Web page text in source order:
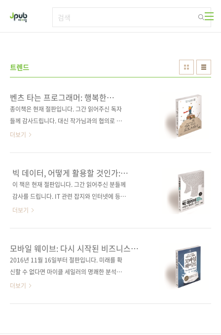
트렌드
벤츠 타는 프로그래머: 행복한
프로그래밍을 위한 어느 선배 개발자의
조언
종이책은 현재 절판입니다. 그간 읽어주신 독자
들께 감사드립니다. 대신 작가님과의 협의로 전
자책을 무료로 배포하고 있으니 많이 읽어주시
스이십사] [인터파크] 치킨집 얘기는 이제 그만!
30년 경력의 개발자가 같은 길을 걷고자 하는 후
배들에게 던지는 애정 어린 충고와 격려를 담았
건 무엇인지, 난 어떤 꿈을 꾸어야 하는지 상상해
볼 수 있는 계기가 되었으면 합니다. 출판사 제이
지 268쪽판 형 크라운판 변형(152*215), 반양
장(soft cover)정 가 13,800원ISBN 978-89-
94506-73-9 (0332..
더보기
빅 데이터, 어떻게 활용할 것인가:
오라일리 심층 보고서
이 책은 현재 절판입니다. 그간 읽어주신 분들께
감사를 드립니다. IT 관련 잡지와 인터넷에 등록
된 기사들 중에서 빅 데이터의 최근 동향, 당면한
모아 엮은 책! 출판사 제이펍 원출판사 O’Reilly
Media 원서명 Big Data Now: 2012 Edition
(원서 ISBN: 9781449356712) 저자명 오라일
31일 페이지 212쪽 판 형 신국판 변형
(152*215), 반양장(soft cover) 정 가 13,000
더보기
모바일 웨이브: 다시 시작된 비즈니스
대항해
2016년 11월 16일부터 절판입니다. 미래를 확
신할 수 없다면 마이클 세일러의 명쾌한 분석을
읽어라! 모바일은 컴퓨팅 기술에 이은 제5의 물
더보기